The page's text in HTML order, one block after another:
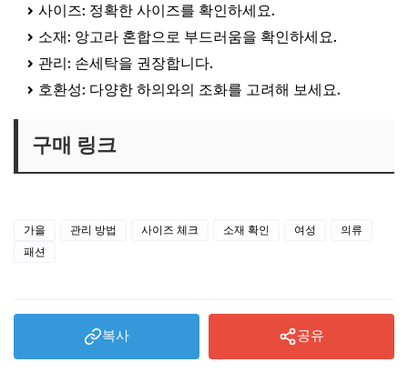
사이즈: 정확한 사이즈를 확인하세요.
소재: 앙고라 혼합으로 부드러움을 확인하세요.
관리: 손세탁을 권장합니다.
호환성: 다양한 하의와의 조화를 고려해 보세요.
구매 링크
가을 관리 방법 사이즈 체크 소재 확인 여성
의류
패션
복사 공유